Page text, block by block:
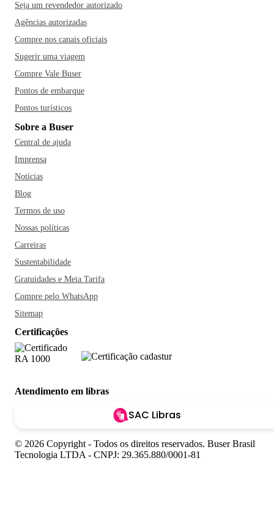
Seja um revendedor autorizado
Agências autorizadas
Compre nos canais oficiais
Sugerir uma viagem
Compre Vale Buser
Pontos de embarque
Pontos turísticos
Sobre a Buser
Central de ajuda
Imprensa
Notícias
Blog
Termos de uso
Nossas políticas
Carreiras
Sustentabilidade
Gratuidades e Meia Tarifa
Compre pelo WhatsApp
Sitemap
Certificações
Atendimento em libras
SAC Libras
© 2026 Copyright - Todos os direitos reservados. Buser Brasil
Tecnologia LTDA - CNPJ: 29.365.880/0001-81